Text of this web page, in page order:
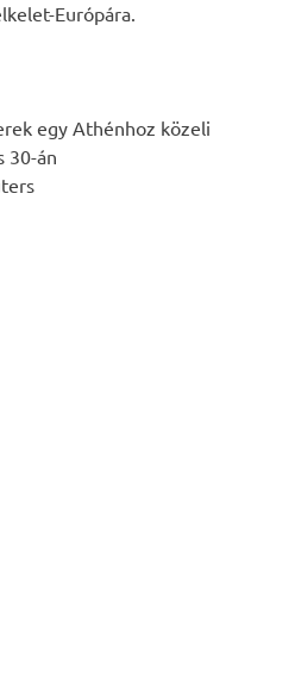
Európára.
egy Athénhoz közeli
30-án